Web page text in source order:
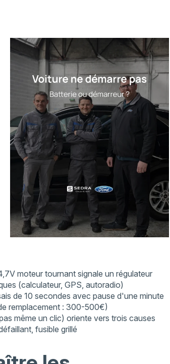
moteur tournant signale un régulateur
(calculateur, GPS, autoradio)
de 10 secondes avec pause d'une minute
remplacement : 300-500€)
même un clic) oriente vers trois causes
fusible grillé